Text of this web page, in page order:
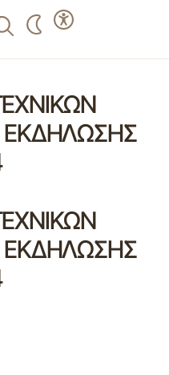
ΕΚΔΗΛΩΣΗΣ
ΕΚΔΗΛΩΣΗΣ